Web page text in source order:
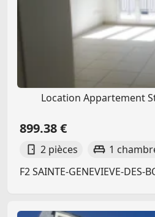
Location Appartement
899.38 €
2 pièces 1
F2 SAINTE-GENEVIEVE-DES-